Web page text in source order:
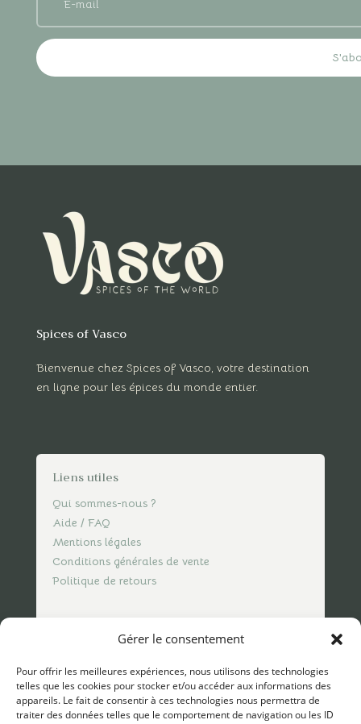
Gérer le consentement
Pour offrir les meilleures expériences, nous utilisons des technologies
telles que les cookies pour stocker et/ou accéder aux informations des
appareils. Le fait de consentir à ces technologies nous permettra de
traiter des données telles que le comportement de navigation ou les ID
Spices of Vasco
Bienvenue chez Spices of Vasco, votre destination
en ligne pour les épices du monde entier.
Liens utiles
Qui sommes-nous ?
Aide / FAQ
Mentions légales
Conditions générales de vente
Politique de retours
contact@spicesofvasco.com